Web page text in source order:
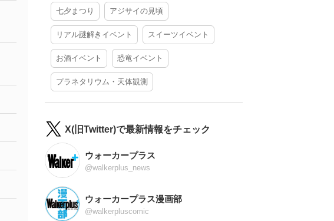
七夕まつり アジサイの見頃
リアル謎解きイベント スイーツイベント
お酒イベント 恐竜イベント
プラネタリウム・天体観測
X(旧Twitter)で最新情報をチェック
ウォーカープラス
@walkerplus_news
ウォーカープラス漫画部
@walkerpluscomic